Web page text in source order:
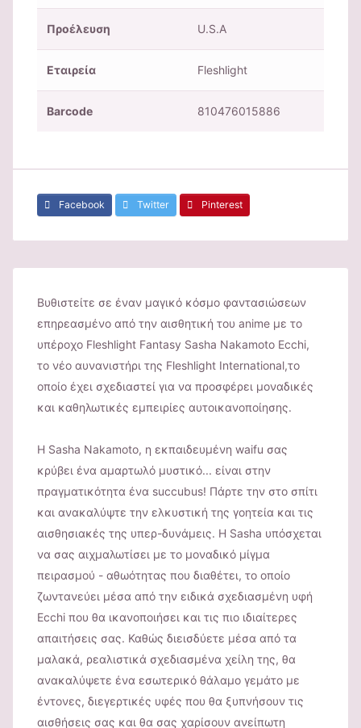
Προέλευση U.S.A
Εταιρεία Fleshlight
Barcode 810476015886
Facebook Twitter Pinterest
Βυθιστείτε σε έναν μαγικό κόσμο φαντασιώσεων
επηρεασμένο από την αισθητική του anime με το
υπέροχο Fleshlight Fantasy Sasha Nakamoto Ecchi,
το νέο αυνανιστήρι της Fleshlight International,το
οποίο έχει σχεδιαστεί για να προσφέρει μοναδικές
και καθηλωτικές εμπειρίες αυτοικανοποίησης.
Η Sasha Nakamoto, η εκπαιδευμένη waifu σας
κρύβει ένα αμαρτωλό μυστικό... είναι στην
πραγματικότητα ένα succubus! Πάρτε την στο σπίτι
και ανακαλύψτε την ελκυστική της γοητεία και τις
αισθησιακές της υπερ-δυνάμεις. Η Sasha υπόσχεται
να σας αιχμαλωτίσει με το μοναδικό μίγμα
πειρασμού - αθωότητας που διαθέτει, το οποίο
ζωντανεύει μέσα από την ειδικά σχεδιασμένη υφή
Ecchi που θα ικανοποιήσει και τις πιο ιδιαίτερες
απαιτήσεις σας. Καθώς διεισδύετε μέσα από τα
μαλακά, ρεαλιστικά σχεδιασμένα χείλη της, θα
ανακαλύψετε ένα εσωτερικό θάλαμο γεμάτο με
έντονες, διεγερτικές υφές που θα ξυπνήσουν τις
αισθήσεις σας και θα σας χαρίσουν ανείπωτη